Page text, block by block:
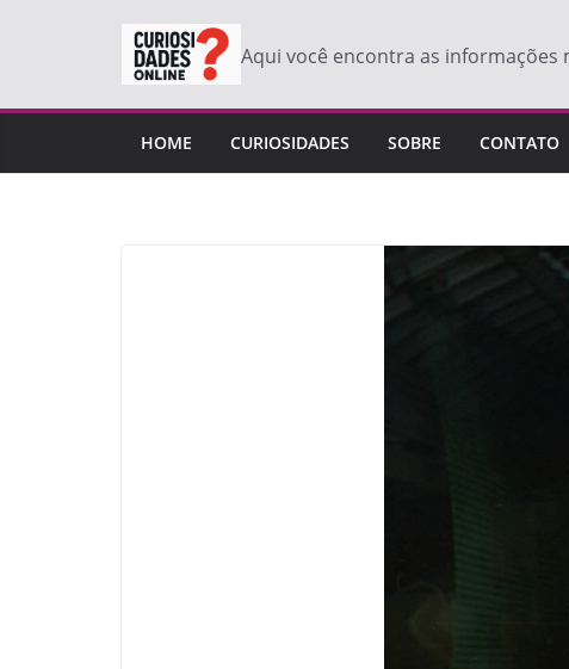
conteúdo
Aqui você encontra as
HOME CURIOSIDADES SOBRE CONTATO